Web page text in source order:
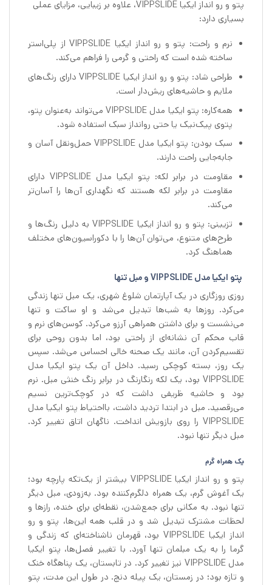
پتو و رو انداز ایکیا VIPPSLIDE، علاوه بر زیبایی، مزایای عملی
بسیاری دارد:
نرم و راحت: پتو و رو انداز ایکیا VIPPSLIDE از پلی‌استر
ساخته شده است که راحتی و گرمی را فراهم می‌کند.
طراحی شاد: پتو و رو انداز ایکیا VIPPSLIDE دارای رنگ‌های
ملایم و حاشیه‌های ریش‌دار است.
همه‌کاره: پتو ایکیا مدل VIPPSLIDE می‌تواند به‌عنوان پتو،
پتوی پیک‌نیک یا حتی روانداز سبک استفاده شود.
سبک بودن: پتو ایکیا مدل VIPPSLIDE حمل‌ونقل آسان و
جابه‌جایی راحت دارند.
مقاومت در برابر لکه: پتو ایکیا مدل VIPPSLIDE دارای
مقاومت در برابر لکه هستند که نگهداری آن‌ها را آسان‌تر
می‌کند.
تزیینی: پتو و رو انداز ایکیا VIPPSLIDE به دلیل رنگ‌ها و
طرح‌های متنوع، می‌توان آن‌ها را با دکوراسیون‌های مختلف
هماهنگ کرد.
پتو ایکیا مدل VIPPSLIDE و مبل تنها
روزی روزگاری در یک آپارتمان شلوغ شهری، یک مبل تنها زندگی
می‌کرد. روزها به شب‌ها تبدیل می‌شد و او ساکت و تنها
می‌نشست و برای داشتن همراهی آرزو می‌کرد. کوسن‌های نرم و
قاب محکم آن نشانه‌ای از راحتی بود، اما بدون روحی برای
تقسیم‌کردن آن، مانند یک صحنه خالی احساس می‌شد. سپس
یک روز، بسته کوچکی رسید. داخل آن یک پتو ایکیا مدل
VIPPSLIDE بود، یک لکه رنگارنگ در برابر رنگ خنثی مبل. نرم
بود و حاشیه ظریفی داشت که در کوچک‌ترین نسیم
می‌رقصید. مبل در ابتدا تردید داشت، بااحتیاط پتو ایکیا مدل
VIPPSLIDE را روی بازویش انداخت. ناگهان اتاق تغییر کرد.
مبل دیگر تنها نبود.
یک همراه گرم
پتو و رو انداز ایکیا VIPPSLIDE بیشتر از یک‌تکه پارچه بود؛
یک آغوش گرم، یک همراه دلگرم‌کننده بود. به‌زودی، مبل دیگر
تنها نبود. به مکانی برای جمع‌شدن، نقطه‌ای برای خنده، رازها و
لحظات مشترک تبدیل شد و در قلب همه این‌ها، پتو و رو
انداز ایکیا VIPPSLIDE بود، قهرمان ناشناخته‌ای که زندگی و
گرما را به یک مبلمان تنها آورد. با تغییر فصل‌ها، پتو ایکیا
مدل VIPPSLIDE نیز تغییر کرد. در تابستان، یک پناهگاه خنک
و تازه بود؛ در زمستان، یک پیله دنج. در طول این مدت، پتو